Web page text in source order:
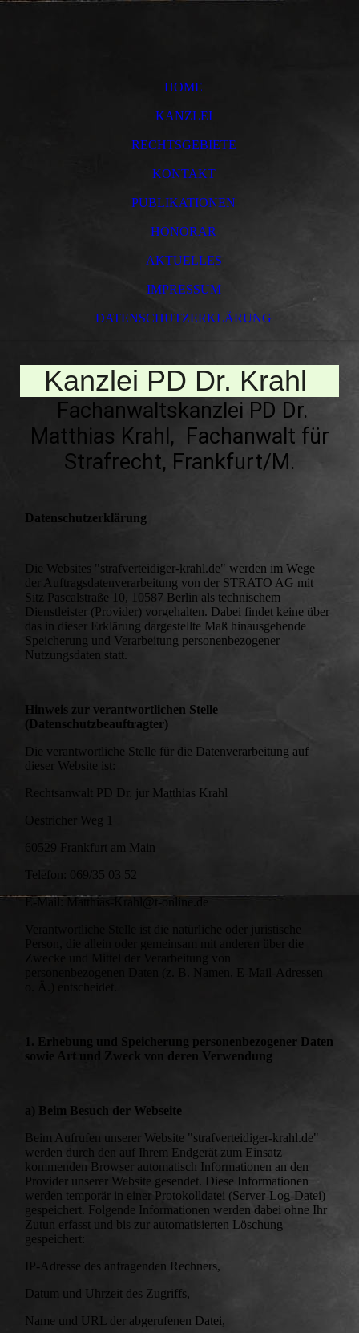
HOME
KANZLEI
RECHTSGEBIETE
KONTAKT
PUBLIKATIONEN
HONORAR
AKTUELLES
IMPRESSUM
DATENSCHUTZERKLÄRUNG
Kanzlei PD Dr. Krahl
Fachanwaltskanzlei PD Dr.
Matthias Krahl, Fachanwalt für
Strafrecht, Frankfurt/M.
Datenschutzerklärung
Die Websites "strafverteidiger-krahl.de" werden im Wege
der Auftragsdatenverarbeitung von der STRATO AG mit
Sitz Pascalstraße 10, 10587 Berlin als technischem
Dienstleister (Provider) vorgehalten. Dabei findet keine über
das in dieser Erklärung dargestellte Maß hinausgehende
Speicherung und Verarbeitung personenbezogener
Nutzungsdaten statt.
Hinweis zur verantwortlichen Stelle
(Datenschutzbeauftragter)
Die verantwortliche Stelle für die Datenverarbeitung auf
dieser Website ist:
Rechtsanwalt PD Dr. jur Matthias Krahl
Oestricher Weg 1
60529 Frankfurt am Main
Telefon: 069/35 03 52
E-Mail: Matthias-Krahl@t-online.de
Verantwortliche Stelle ist die natürliche oder juristische
Person, die allein oder gemeinsam mit anderen über die
personenbezogenen Daten (z. B. Namen, E-Mail-Adressen
1. Erhebung und Speicherung personenbezogener Daten
sowie Art und Zweck von deren Verwendung
a) Beim Besuch der Webseite
Beim Aufrufen unserer Website "strafverteidiger-krahl.de"
werden durch den auf Ihrem Endgerät zum Einsatz
kommenden Browser automatisch Informationen an den
Provider unserer Website gesendet. Diese Informationen
werden temporär in einer Protokolldatei (Server-Log-Datei)
gespeichert. Folgende Informationen werden dabei ohne Ihr
Zutun erfasst und bis zur automatisierten Löschung
gespeichert:
IP-Adresse des anfragenden Rechners,
Datum und Uhrzeit des Zugriffs,
Name und URL der abgerufenen Datei,